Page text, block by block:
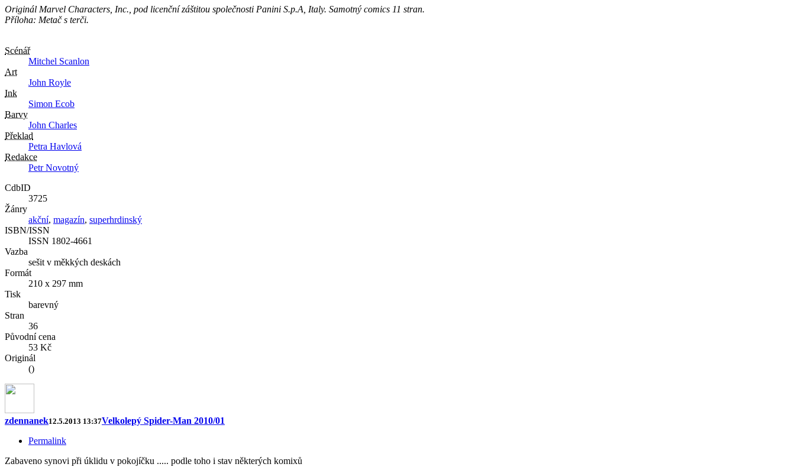
Originál Marvel Characters, Inc., pod licenční záštitou společnosti Panini S.p.A, Italy. Samotný comics 11 stran.
Příloha: Metač s terči.
Scénář
Mitchel Scanlon
Art
John Royle
Ink
Simon Ecob
Barvy
John Charles
Překlad
Petra Havlová
Redakce
Petr Novotný
CdbID
3725
Žánry
akční, magazín, superhrdinský
ISBN/ISSN
ISSN 1802-4661
Vazba
sešit v měkkých deskách
Formát
210 x 297 mm
Tisk
barevný
Stran
36
Původní cena
53 Kč
Originál
()
zdennanek12.5.2013 13:37Velkolepý Spider-Man 2010/01
Permalink
Zabaveno synovi při úklidu v pokojíčku ..... podle toho i stav některých komixů